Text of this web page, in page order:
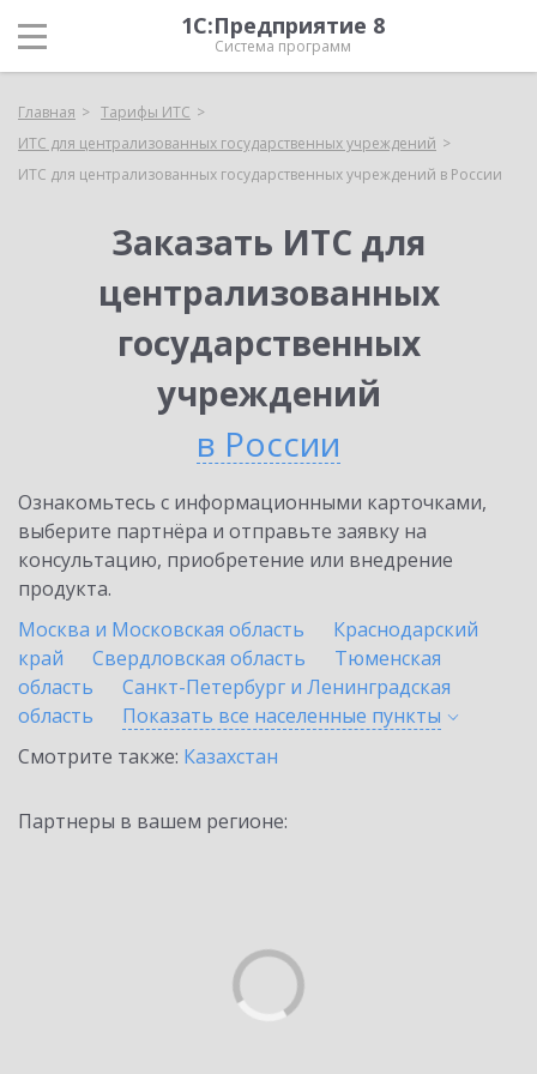
1С:Предприятие 8
Система программ
Главная
Тарифы ИТС
ИТС для централизованных государственных учреждений
ИТС для централизованных государственных учреждений в России
Заказать ИТС для
централизованных
государственных
учреждений
в России
Ознакомьтесь с информационными карточками,
выберите партнёра и отправьте заявку на
консультацию, приобретение или внедрение
продукта.
Москва и Московская область
Краснодарский
край
Свердловская область
Тюменская
область
Санкт-Петербург и Ленинградская
область
Показать все населенные пункты
Смотрите также: Казахстан
Партнеры в вашем регионе: